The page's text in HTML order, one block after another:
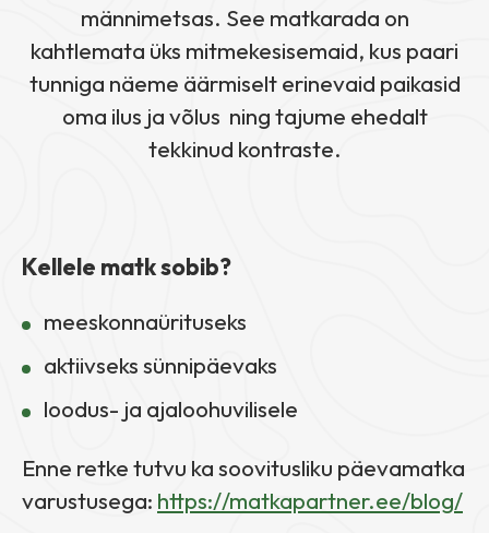
männimetsas. See matkarada on
kahtlemata üks mitmekesisemaid, kus paari
tunniga näeme äärmiselt erinevaid paikasid
oma ilus ja võlus ning tajume ehedalt
tekkinud kontraste.
Kellele matk sobib?
meeskonnaürituseks
aktiivseks sünnipäevaks
loodus- ja ajaloohuvilisele
Enne retke tutvu ka soovitusliku päevamatka
varustusega: https://matkapartner.ee/blog/